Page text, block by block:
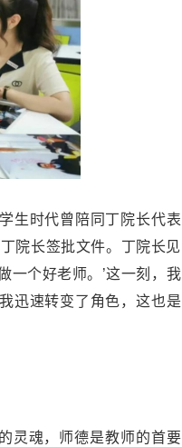
生时代曾陪同丁院长代表
院长签批文件。丁院长见
一个好老师。’这一刻，我
迅速转变了角色，这也是
灵魂，师德是教师的首要